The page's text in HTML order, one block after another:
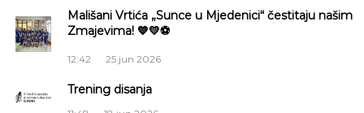
a
Mališani Vrtića „Sunce u Mjedenici“ čestitaju našim
Zmajevima! 💙💛⚽
12:42 25 jun 2026
Trening disanja